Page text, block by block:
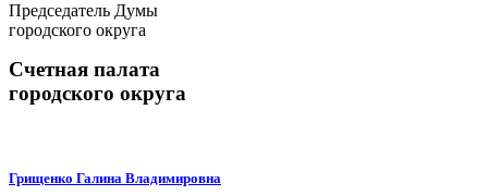
Председатель Думы
городского округа
Счетная палата
городского округа
Грищенко Галина Владимировна